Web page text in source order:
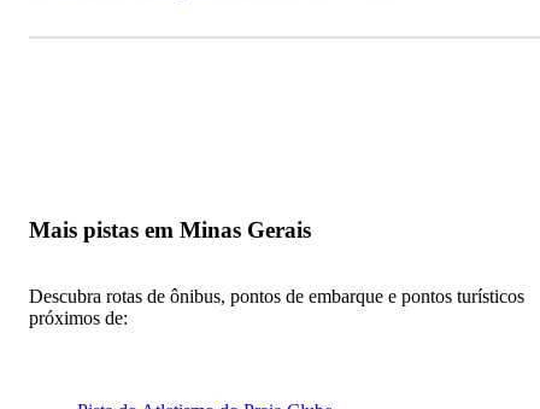
Mais pistas em Minas Gerais
Descubra rotas de ônibus, pontos de embarque e pontos turísticos
próximos de: